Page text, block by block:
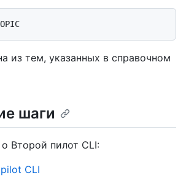
из тем, указанных в справочном
шаги
Второй пилот CLI:
CLI